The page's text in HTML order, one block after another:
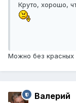
Круто, хорошо,
Можно без красных
Валерий